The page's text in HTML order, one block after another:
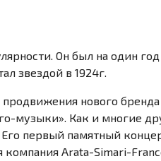
Он был на один
звездой в 1924г.
нового
музыки». Как и многие
первый памятный
компания Arata-Simari-